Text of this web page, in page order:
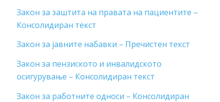
Закон за заштита на правата на пациентите –
Консолидиран текст
Закон за јавните набавки – Пречистен текст
Закон за пензиското и инвалидското
осигурување – Консолидиран текст
Закон за работните односи – Консолидиран